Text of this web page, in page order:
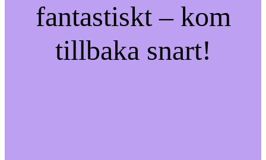
fantastiskt – kom
tillbaka snart!